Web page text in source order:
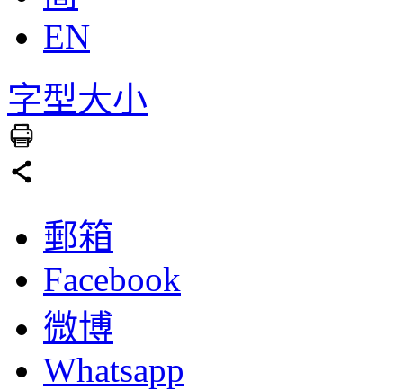
EN
字型大小
郵箱
Facebook
微博
Whatsapp